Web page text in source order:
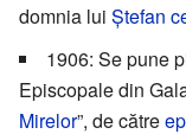
domnia lui Ștefan
1906: Se pune
Episcopale din
Mirelor”, de către